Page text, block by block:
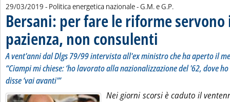
29/03/2019 - Politica energetica nazionale -di:
G.M. e G.P.
Bersani: per fare le riforme servono
pazienza, non consulenti
A vent'anni dal Dlgs 79/99 intervista all'ex ministro che ha aperto il
“Ciampi mi chiese: ‘ho lavorato alla nazionalizzazione del '62, dove
disse ‘vai avanti'”
Nei giorni scorsi è caduto il